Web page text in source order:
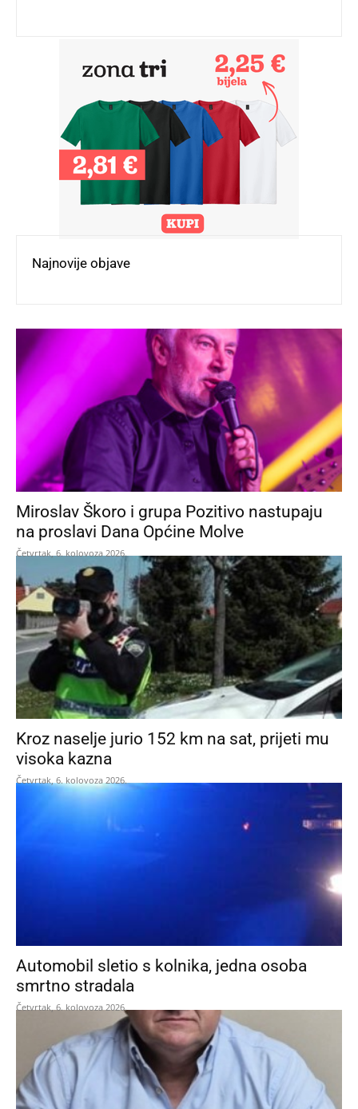
Najnovije objave
Miroslav Škoro i grupa Pozitivo nastupaju
na proslavi Dana Općine Molve
Četvrtak, 6. kolovoza 2026.
Kroz naselje jurio 152 km na sat, prijeti mu
visoka kazna
Četvrtak, 6. kolovoza 2026.
Automobil sletio s kolnika, jedna osoba
smrtno stradala
Četvrtak, 6. kolovoza 2026.